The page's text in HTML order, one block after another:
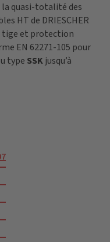
la quasi-totalité des
HT de DRIESCHER
tige et protection
EN 62271-105 pour
type SSK jusqu’à